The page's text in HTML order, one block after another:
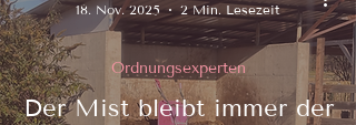
Der Mist bleibt immer der
Ordnungsexperten
18. Nov. 2025
2 Min. Lesezeit